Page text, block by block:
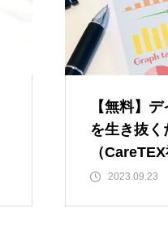
【無料】
を生き抜く
（
2023.09.23